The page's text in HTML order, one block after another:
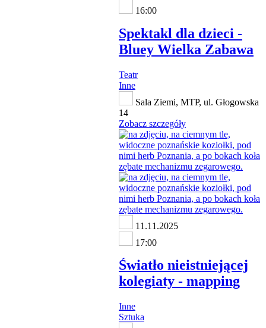
16:00
Spektakl dla dzieci -
Bluey Wielka Zabawa
Teatr
Inne
Sala Ziemi, MTP, ul. Głogowska
14
Zobacz szczegóły
11.11.2025
17:00
Światło nieistniejącej
kolegiaty - mapping
Inne
Sztuka